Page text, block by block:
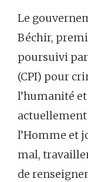
Le
Béchir,
poursuivi
(CPI) pour
l’humanité
actuellement
l’Homme et
mal,
de